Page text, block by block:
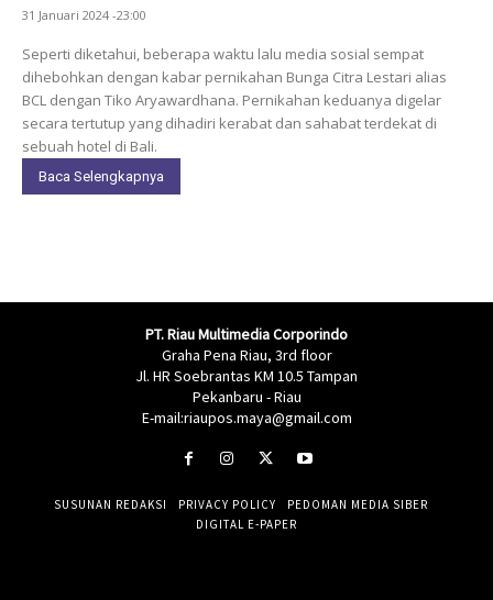
31 Januari 2024 -23:00
Seperti diketahui, beberapa waktu lalu media sosial sempat
dihebohkan dengan kabar pernikahan Bunga Citra Lestari alias
BCL dengan Tiko Aryawardhana. Pernikahan keduanya digelar
secara tertutup yang dihadiri kerabat dan sahabat terdekat di
sebuah hotel di Bali.
Baca Selengkapnya
PT. Riau Multimedia Corporindo
Graha Pena Riau, 3rd floor
Jl. HR Soebrantas KM 10.5 Tampan
Pekanbaru - Riau
E-mail:riaupos.maya@gmail.com
SUSUNAN REDAKSI PRIVACY POLICY
PEDOMAN MEDIA SIBER
DIGITAL E-PAPER